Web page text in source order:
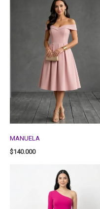
MANUELA
$140.000